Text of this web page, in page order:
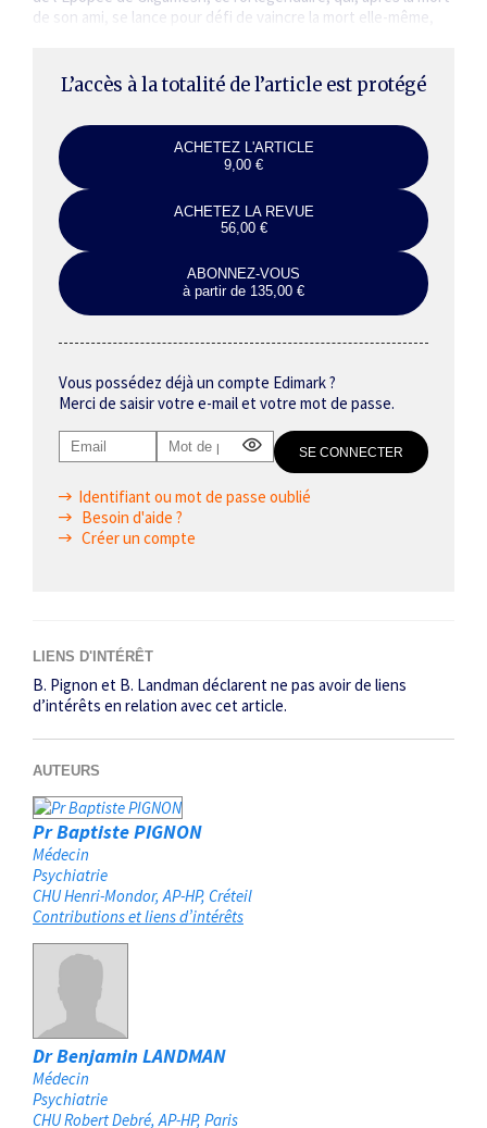
de son ami, se lance pour défi de vaincre la mort elle-même,
L’accès à la totalité de l’article est protégé
ACHETEZ L'ARTICLE
9,00 €
ACHETEZ LA REVUE
56,00 €
ABONNEZ-VOUS
à partir de 135,00 €
Vous possédez déjà un compte Edimark ?
Merci de saisir votre e-mail et votre mot de passe.
Identifiant ou mot de passe oublié
Besoin d'aide ?
Créer un compte
LIENS D'INTÉRÊT
B. Pignon et B. Landman déclarent ne pas avoir de liens
d’intérêts en relation avec cet article.
AUTEURS
Pr Baptiste PIGNON
Médecin
Psychiatrie
CHU Henri-Mondor, AP-HP Créteil
Contributions et liens d’intérêts
Dr Benjamin LANDMAN
Médecin
Psychiatrie
CHU Robert Debré, AP-HP Paris